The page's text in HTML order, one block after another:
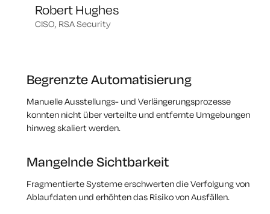
Robert Hughes
CISO, RSA Security
Begrenzte Automatisierung
Manuelle Ausstellungs- und Verlängerungsprozesse
konnten nicht über verteilte und entfernte Umgebungen
hinweg skaliert werden.
Mangelnde Sichtbarkeit
Fragmentierte Systeme erschwerten die Verfolgung von
Ablaufdaten und erhöhten das Risiko von Ausfällen.